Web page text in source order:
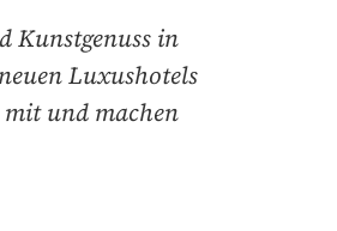
Kunstgenuss in
Luxushotels
und machen